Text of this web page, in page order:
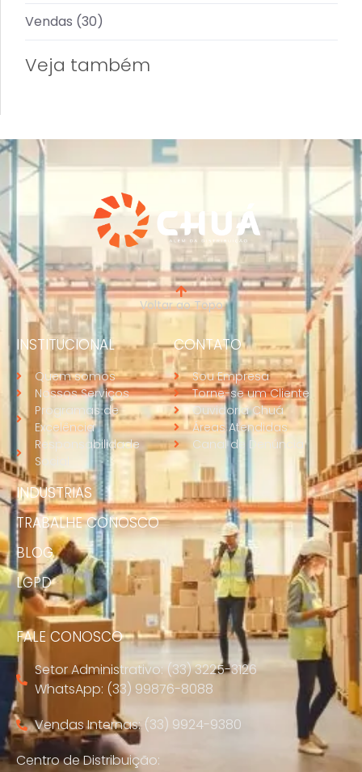
Vendas (30)
Veja também
Voltar ao Topo
INSTITUCIONAL
Quem somos
Nossos Serviços
Programas de
Excelência
Responsabilidade
Social
INDUSTRIAS
TRABALHE CONOSCO
BLOG
LGPD
CONTATO
Sou Empresa
Torne-se um Cliente
Ouvidoria Chuá
Áreas Atendidas
Canal de Denúncia
FALE CONOSCO
Setor Administrativo: (33) 3225-3126
WhatsApp: (33) 99876-8088
Vendas Internas: (33) 9924-9380
Centro de Distribuição: